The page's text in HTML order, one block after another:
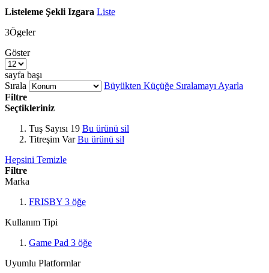
Listeleme Şekli Izgara Liste
3Ögeler
Göster
sayfa başı
Sırala
Büyükten Küçüğe Sıralamayı Ayarla
Filtre
Seçtikleriniz
Tuş Sayısı 19 Bu ürünü sil
Titreşim Var Bu ürünü sil
Hepsini Temizle
Filtre
Marka
FRISBY 3 öğe
Kullanım Tipi
Game Pad 3 öğe
Uyumlu Platformlar